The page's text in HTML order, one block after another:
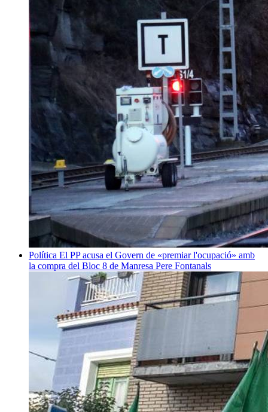
Política El PP acusa el Govern de «premiar l'ocupació» amb
la compra del Bloc 8 de Manresa Pere Fontanals